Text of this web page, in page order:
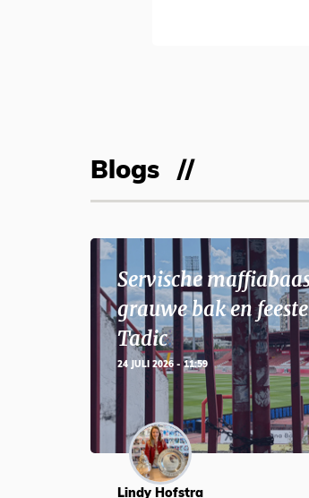
Blogs
Servische
grauwe bak en
Tadic
24 JULI 2026 - 11:59
Lindy Hofstra